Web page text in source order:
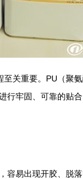
关重要。PU（聚
牢固、可靠的贴
易出现开胶、脱